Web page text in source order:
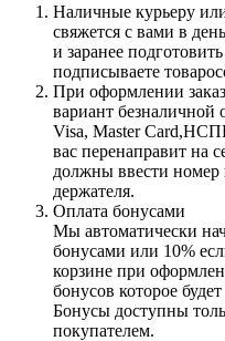
Наличные курьеру
свяжется с вами в
и заранее
подписываете
При оформлении
вариант
Visa, Master
вас перенаправит на
должны ввести номер
держателя.
Оплата бонусами
Мы автоматически
бонусами или 10%
корзине при
бонусов которое
Бонусы доступны
покупателем.